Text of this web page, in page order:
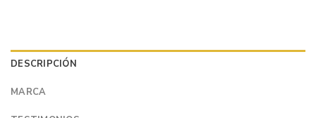
DESCRIPCIÓN
MARCA